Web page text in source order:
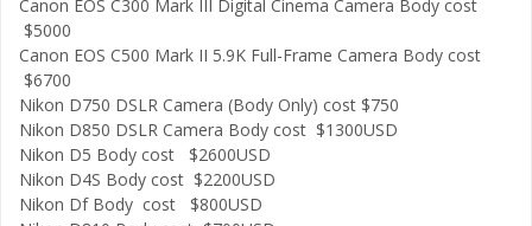
Canon EOS C300 Mark III Digital Cinema Camera Body cost
$5000
Canon EOS C500 Mark II 5.9K Full-Frame Camera Body cost
$6700
Nikon D750 DSLR Camera (Body Only) cost $750
Nikon D850 DSLR Camera Body cost $1300USD
Nikon D5 Body cost $2600USD
Nikon D4S Body cost $2200USD
Nikon Df Body cost $800USD